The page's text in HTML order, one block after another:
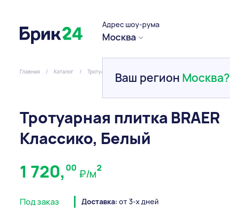
Адрес шоу-рума
Москва
Ваш регион Москва?
Главная / Каталог / Тротуарная плитка и брусчатка
Тротуарная плитка BRAER
Классико, Белый
1 720, 00 ₽/м2
Под заказ Доставка: от 3-х дней